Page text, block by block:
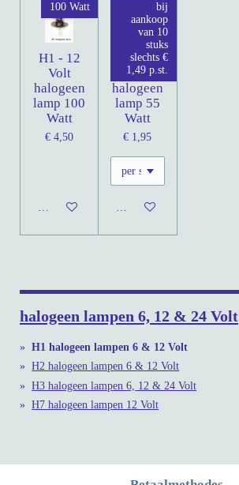
100 Watt
H1 - 12
Volt
halogeen
lamp 100
Watt
€ 4,50
In winkelwagen
bij
aankoop
van 10
stuks
slechts €
1,49 p.st.
H1 - 12
Volt
halogeen
lamp 55
Watt
€ 1,95
In winkelwagen
halogeen lampen 6, 12 & 24 Volt
H1 halogeen lampen 6 & 12 Volt
H2 halogeen lampen 6 & 12 Volt
H3 halogeen lampen 6, 12 & 24 Volt
H7 halogeen lampen 12 Volt